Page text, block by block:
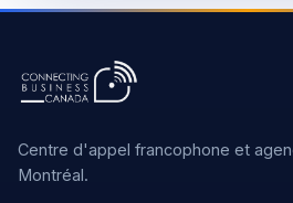
Centre d'appel francophone et
Montréal.